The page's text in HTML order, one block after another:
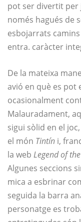
pot ser divertit per
només hagués de
esbojarrats
entra. caràcter
De la mateixa
avió en què es pot
ocasionalment
Malauradament,
sigui sòlid en el
el món Tintín i,
la web Legend of
Algunes seccions
mica a esbrinar
seguida la barra
personatge es